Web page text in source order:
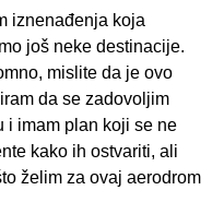
iznenađenja koja
još neke destinacije.
mislite da je ovo
da se zadovoljim
i imam plan koji se ne
kako ih ostvariti, ali
želim za ovaj aerodrom